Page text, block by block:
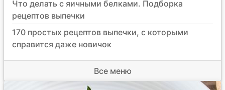
Что делать с яичными белками. Подборка
рецептов выпечки
170 простых рецептов выпечки, с которыми
справится даже новичок
Все меню